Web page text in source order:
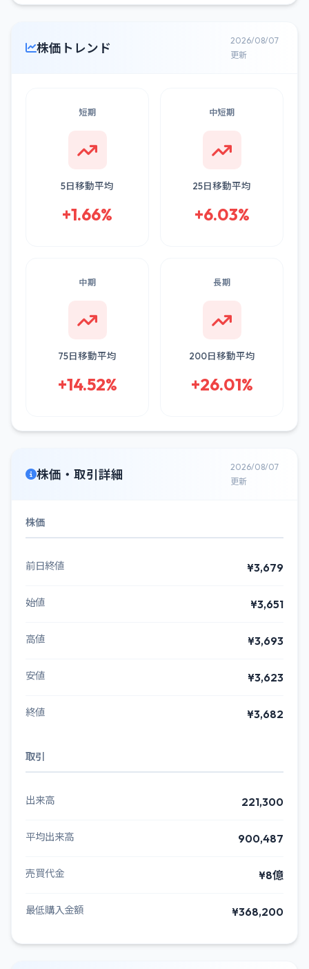
株価トレンド
2026/08/07
更新
短期
5日移動平均
+1.66%
中短期
25日移動平均
+6.03%
中期
75日移動平均
+14.52%
長期
200日移動平均
+26.01%
株価・取引詳細
2026/08/07
更新
株価
前日終値 ¥3,679
始値 ¥3,651
高値 ¥3,693
安値 ¥3,623
終値 ¥3,682
取引
出来高 221,300
平均出来高 900,487
売買代金 ¥8億
最低購入金額 ¥368,200